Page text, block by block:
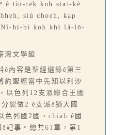
ê tùi-te̍k koh siat-kè
siú choeh, kap
Nî-hi-bí koh khì Iâ-lō͘-
灣文學館
ê內容是聖經選錄ê第三
約聖經當中先知以利沙
以色列12支派聯合王國
裂做2 ê支派ê猶大國
色列國2國，chiah ê國
記事。總共61章，第1